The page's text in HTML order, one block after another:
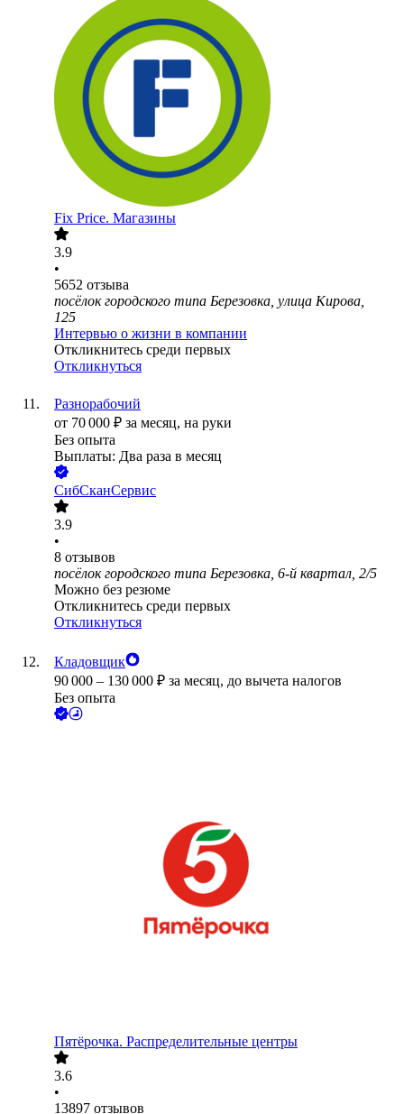
Fix Price. Магазины
3.9
•
5652 отзыва
посёлок городского типа Березовка, улица Кирова,
125
Интервью о жизни в компании
Откликнитесь среди первых
Откликнуться
Разнорабочий
от 70 000 ₽ за месяц, на руки
Без опыта
Выплаты: Два раза в месяц
СибСканСервис
3.9
•
8 отзывов
посёлок городского типа Березовка, 6-й квартал, 2/5
Можно без резюме
Откликнитесь среди первых
Откликнуться
Кладовщик
90 000 – 130 000 ₽ за месяц, до вычета налогов
Без опыта
Пятёрочка. Распределительные центры
3.6
•
13897 отзывов